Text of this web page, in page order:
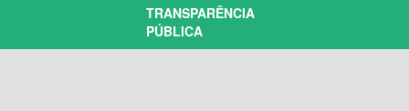
TRANSPARÊNCIA
PÚBLICA